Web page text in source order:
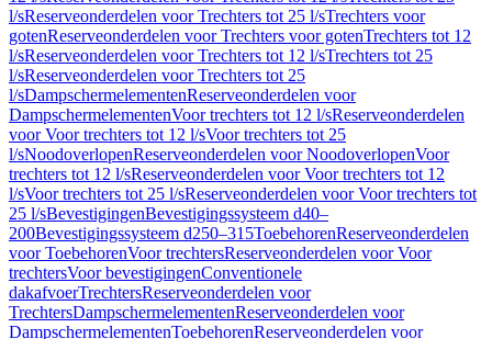
l/sReserveonderdelen voor Trechters tot 25 l/sTrechters voor
gotenReserveonderdelen voor Trechters voor gotenTrechters tot 12
l/sReserveonderdelen voor Trechters tot 12 l/sTrechters tot 25
l/sReserveonderdelen voor Trechters tot 25
l/sDampschermelementenReserveonderdelen voor
DampschermelementenVoor trechters tot 12 l/sReserveonderdelen
voor Voor trechters tot 12 l/sVoor trechters tot 25
l/sNoodoverlopenReserveonderdelen voor NoodoverlopenVoor
trechters tot 12 l/sReserveonderdelen voor Voor trechters tot 12
l/sVoor trechters tot 25 l/sReserveonderdelen voor Voor trechters tot
25 l/sBevestigingenBevestigingssysteem d40–
200Bevestigingssysteem d250–315ToebehorenReserveonderdelen
voor ToebehorenVoor trechtersReserveonderdelen voor Voor
trechtersVoor bevestigingenConventionele
dakafvoerTrechtersReserveonderdelen voor
TrechtersDampschermelementenReserveonderdelen voor
DampschermelementenToebehorenReserveonderdelen voor